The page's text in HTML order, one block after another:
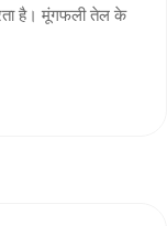
है। मूंगफली तेल के